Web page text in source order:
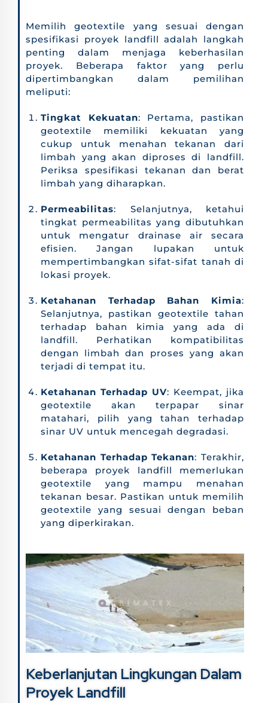
Memilih geotextile yang sesuai dengan
spesifikasi proyek landfill adalah langkah
penting dalam menjaga keberhasilan
proyek. Beberapa faktor yang perlu
dipertimbangkan dalam pemilihan
meliputi:
Tingkat Kekuatan: Pertama, pastikan
geotextile memiliki kekuatan yang
cukup untuk menahan tekanan dari
limbah yang akan diproses di landfill.
Periksa spesifikasi tekanan dan berat
limbah yang diharapkan.
Permeabilitas: Selanjutnya, ketahui
tingkat permeabilitas yang dibutuhkan
untuk mengatur drainase air secara
efisien. Jangan lupakan untuk
mempertimbangkan sifat-sifat tanah di
lokasi proyek.
Ketahanan Terhadap Bahan Kimia:
Selanjutnya, pastikan geotextile tahan
terhadap bahan kimia yang ada di
landfill. Perhatikan kompatibilitas
dengan limbah dan proses yang akan
terjadi di tempat itu.
Ketahanan Terhadap UV: Keempat, jika
geotextile akan terpapar sinar
matahari, pilih yang tahan terhadap
sinar UV untuk mencegah degradasi.
Ketahanan Terhadap Tekanan: Terakhir,
beberapa proyek landfill memerlukan
geotextile yang mampu menahan
tekanan besar. Pastikan untuk memilih
geotextile yang sesuai dengan beban
yang diperkirakan.
Keberlanjutan Lingkungan Dalam
Proyek Landfill